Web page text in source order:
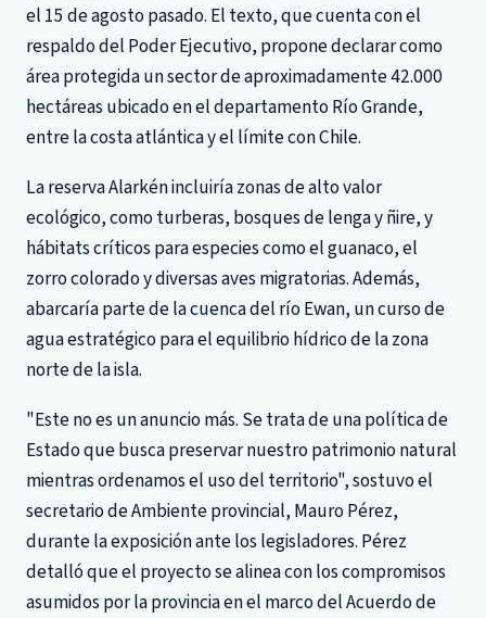
el 15 de agosto pasado. El texto, que cuenta con el
respaldo del Poder Ejecutivo, propone declarar como
área protegida un sector de aproximadamente 42.000
hectáreas ubicado en el departamento Río Grande,
entre la costa atlántica y el límite con Chile.
La reserva Alarkén incluiría zonas de alto valor
ecológico, como turberas, bosques de lenga y ñire, y
hábitats críticos para especies como el guanaco, el
zorro colorado y diversas aves migratorias. Además,
abarcaría parte de la cuenca del río Ewan, un curso de
agua estratégico para el equilibrio hídrico de la zona
norte de la isla.
"Este no es un anuncio más. Se trata de una política de
Estado que busca preservar nuestro patrimonio natural
mientras ordenamos el uso del territorio", sostuvo el
secretario de Ambiente provincial, Mauro Pérez,
durante la exposición ante los legisladores. Pérez
detalló que el proyecto se alinea con los compromisos
asumidos por la provincia en el marco del Acuerdo de